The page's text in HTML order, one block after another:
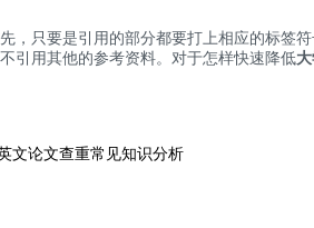
只要是引用的部分都要打上相应的标签
引用其他的参考资料。对于怎样快速降低
文论文查重常见知识分析